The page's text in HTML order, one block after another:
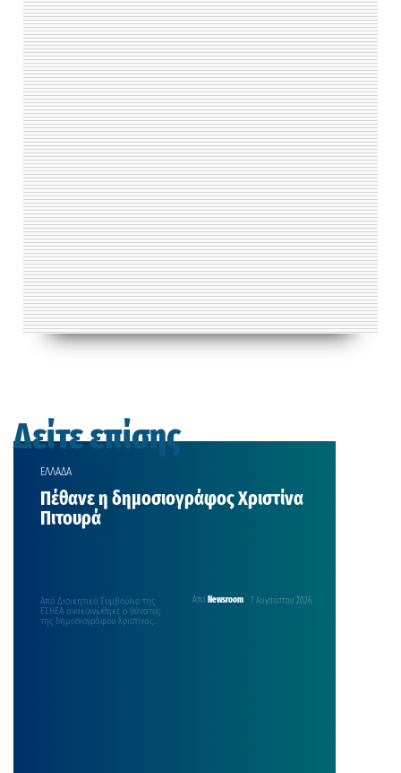
Δείτε επίσης
ΕΛΛΑΔΑ
Πέθανε η δημοσιογράφος Χριστίνα
Πιτουρά
Από Newsroom 7 Αυγούστου 2026
Από Διοικητικό Συμβούλιο της
ΕΣΗΕΑ ανακοινώθηκε ο θάνατος
της δημοσιογράφου Χριστίνας